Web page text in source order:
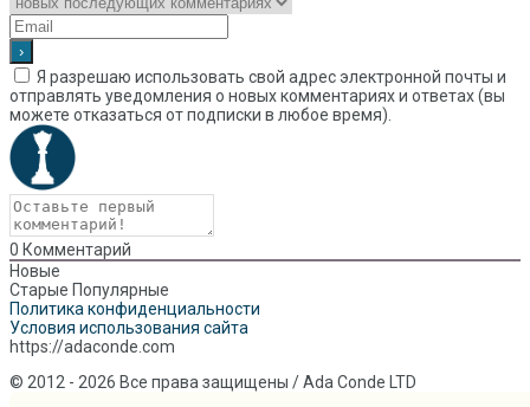
Я разрешаю использовать свой адрес электронной почты и
отправлять уведомления о новых комментариях и ответах (вы
можете отказаться от подписки в любое время).
0 Комментарий
Новые
Старые Популярные
Политика конфиденциальности
Условия использования сайта
https://adaconde.com
© 2012 - 2026 Все права защищены / Ada Conde LTD